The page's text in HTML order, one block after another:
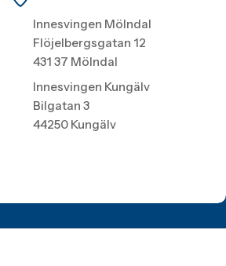
Innesvingen Mölndal
Flöjelbergsgatan 12
431 37 Mölndal
Innesvingen Kungälv
Bilgatan 3
44250 Kungälv